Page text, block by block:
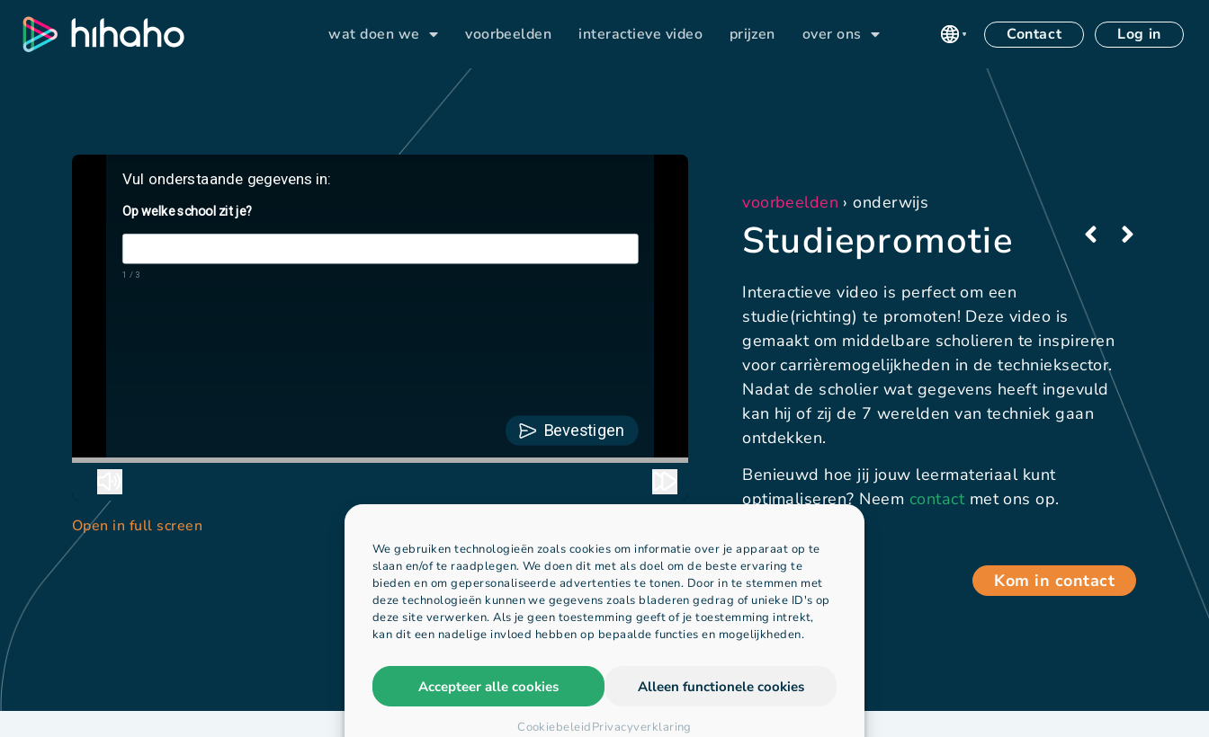
We gebruiken technologieën zoals cookies om informatie over je apparaat op te
slaan en/of te raadplegen. We doen dit met als doel om de beste ervaring te
bieden en om gepersonaliseerde advertenties te tonen. Door in te stemmen met
deze technologieën kunnen we gegevens zoals bladeren gedrag of unieke ID's op
deze site verwerken. Als je geen toestemming geeft of je toestemming intrekt,
kan dit een nadelige invloed hebben op bepaalde functies en mogelijkheden.
Accepteer alle cookies Alleen functionele cookies
CookiebeleidPrivacyverklaring
wat doen we voorbeelden interactieve video prijzen over ons Contact Log in
Open in full screen
voorbeelden ›onderwijs
Studiepromotie
Interactieve video is perfect om een
studie(richting) te promoten! Deze video is
gemaakt om middelbare scholieren te inspireren
voor carrièremogelijkheden in de technieksector.
Nadat de scholier wat gegevens heeft ingevuld
kan hij of zij de 7 werelden van techniek gaan
ontdekken.
Benieuwd hoe jij jouw leermateriaal kunt
optimaliseren? Neem contactmet ons op.
Kom in contact